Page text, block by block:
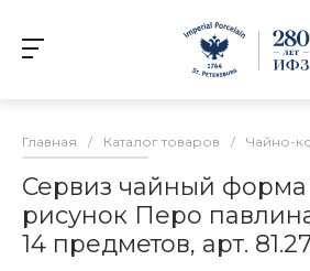
Главная / Каталог товаров / Чайно-
Сервиз чайный
рисунок Перо
14 предметов, арт.